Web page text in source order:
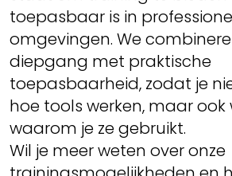
toepasbaar is in
omgevingen. We
diepgang met praktische
toepasbaarheid, zodat je
hoe tools werken, maar ook
waarom je ze gebruikt.
Wil je meer weten over onze